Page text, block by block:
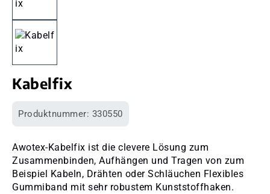
Kabelfix
Produktnummer: 330550
Awotex-Kabelfix ist die clevere Lösung zum
Zusammenbinden, Aufhängen und Tragen von zum
Beispiel Kabeln, Drähten oder Schläuchen Flexibles
Gummiband mit sehr robustem Kunststoffhaken.